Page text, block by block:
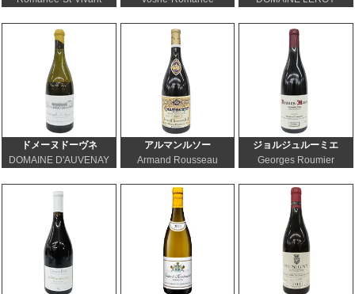
ドメーヌドーヴネ
DOMAINE D'AUVENAY
アルマンルソー
Armand Rousseau
ジョルジュルーミエ
Georges Roumier